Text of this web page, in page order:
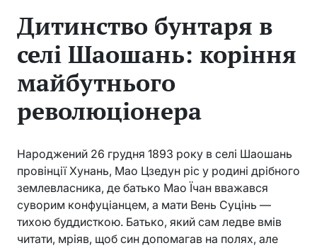
Дитинство бунтаря в
селі Шаошань: коріння
майбутнього
революціонера
Народжений 26 грудня 1893 року в селі Шаошань
провінції Хунань, Мао Цзедун ріс у родині дрібного
землевласника, де батько Мао Їчан вважався
суворим конфуціанцем, а мати Вень Суцінь —
тихою буддисткою. Батько, який сам ледве вмів
читати, мріяв, щоб син допомагав на полях, але